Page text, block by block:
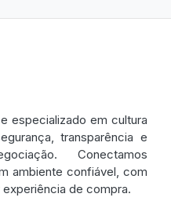
especializado em cultura
transparência e
Conectamos
ambiente confiável, com
de compra.